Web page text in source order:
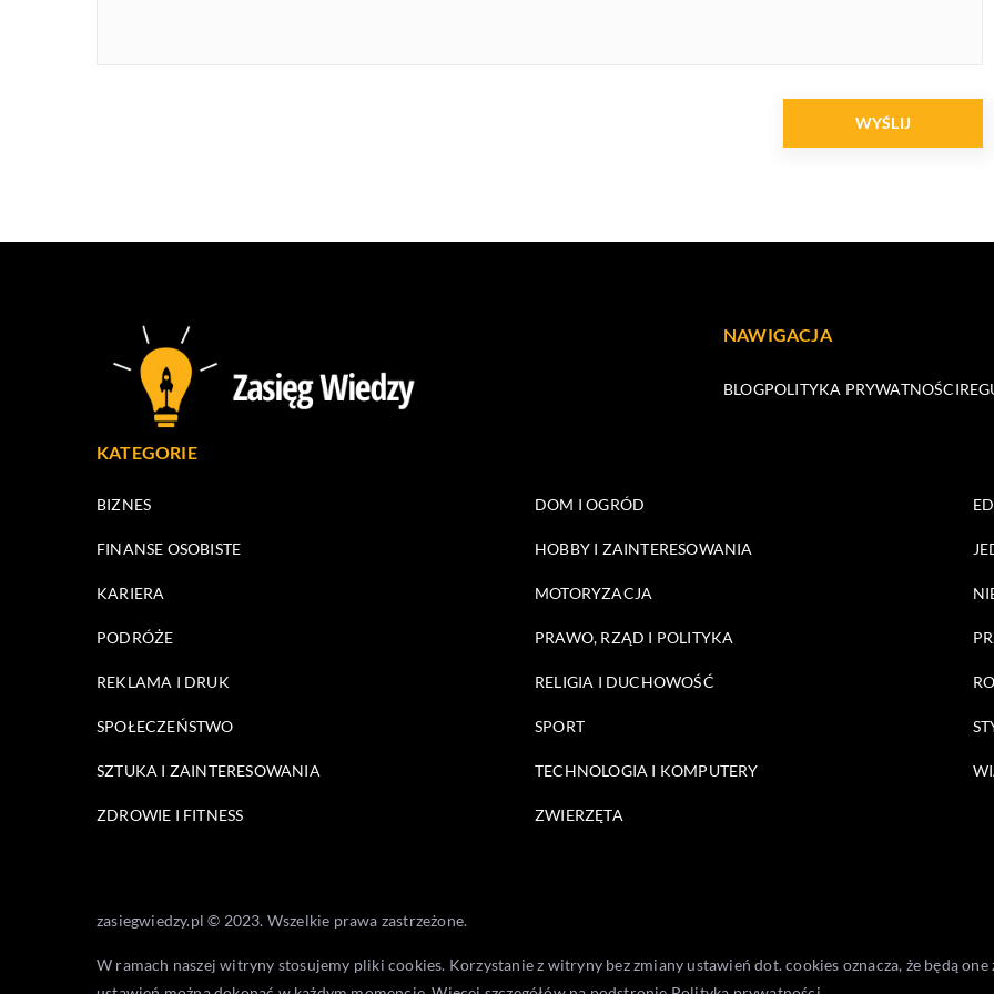
NAWIGACJA
BLOGPOLITYKA PRYWATNOŚCI
KATEGORIE
BIZNES DOM I OGRÓD
FINANSE OSOBISTE HOBBY I ZAINTERESOWANIA
KARIERA MOTORYZACJA
PODRÓŻE PRAWO, RZĄD I POLITYKA
REKLAMA I DRUK RELIGIA I DUCHOWOŚĆ
SPOŁECZEŃSTWO SPORT
SZTUKA I ZAINTERESOWANIA TECHNOLOGIA I KOMPUTERY
ZDROWIE I FITNESS ZWIERZĘTA
zasiegwiedzy.pl © 2023. Wszelkie prawa zastrzeżone.
W ramach naszej witryny stosujemy pliki cookies. Korzystanie z witryny bez zmiany ustawień dot. cookies oznacza, że będą